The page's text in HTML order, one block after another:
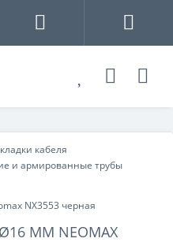
кабеля
и армированные трубы
ММ NEOMAX